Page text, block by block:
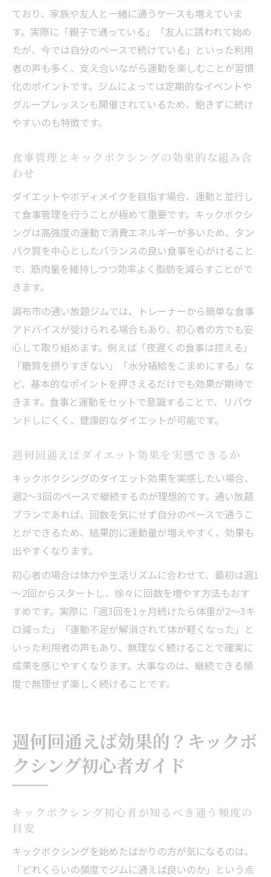
ており、家族や友人と一緒に通うケースも増えていま
す。実際に「親子で通っている」「友人に誘われて始め
たが、今では自分のペースで続けている」といった利用
者の声も多く、支え合いながら運動を楽しむことが習慣
化のポイントです。ジムによっては定期的なイベントや
グループレッスンも開催されているため、飽きずに続け
やすいのも特徴です。
食事管理とキックボクシングの効果的な組み合
わせ
ダイエットやボディメイクを目指す場合、運動と並行し
て食事管理を行うことが極めて重要です。キックボクシ
ングは高強度の運動で消費エネルギーが多いため、タン
パク質を中心としたバランスの良い食事を心がけること
で、筋肉量を維持しつつ効率よく脂肪を減らすことがで
きます。
調布市の通い放題ジムでは、トレーナーから簡単な食事
アドバイスが受けられる場合もあり、初心者の方でも安
心して取り組めます。例えば「夜遅くの食事は控える」
「糖質を摂りすぎない」「水分補給をこまめにする」な
ど、基本的なポイントを押さえるだけでも効果が期待で
きます。食事と運動をセットで意識することで、リバウ
ンドしにくく、健康的なダイエットが可能です。
週何回通えばダイエット効果を実感できるか
キックボクシングのダイエット効果を実感したい場合、
週2～3回のペースで継続するのが理想的です。通い放題
プランであれば、回数を気にせず自分のペースで通うこ
とができるため、結果的に運動量が増えやすく、効果も
出やすくなります。
初心者の場合は体力や生活リズムに合わせて、最初は週1
～2回からスタートし、徐々に回数を増やす方法もおす
すめです。実際に「週3回を1ヶ月続けたら体重が2～3キ
ロ減った」「運動不足が解消されて体が軽くなった」と
いった利用者の声もあり、無理なく続けることで確実に
成果を感じやすくなります。大事なのは、継続できる頻
度で無理せず楽しく続けることです。
週何回通えば効果的？キックボ
クシング初心者ガイド
キックボクシング初心者が知るべき通う頻度の
目安
キックボクシングを始めたばかりの方が気になるのは、
「どれくらいの頻度でジムに通えば良いのか」という点